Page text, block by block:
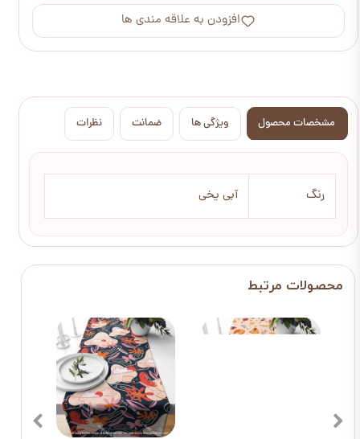
افزودن به علاقه مندی ها
مشخصات محصول ویژگی ها ضمانت نظرات
رنگ آبی یخی